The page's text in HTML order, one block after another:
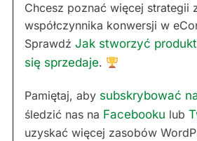
Chcesz poznać więcej strategii
współczynnika konwersji w
Sprawdź Jak stworzyć
się sprzedaje.
Pamiętaj, aby subskrybować
śledzić nas na Facebooku lub
uzyskać więcej zasobów